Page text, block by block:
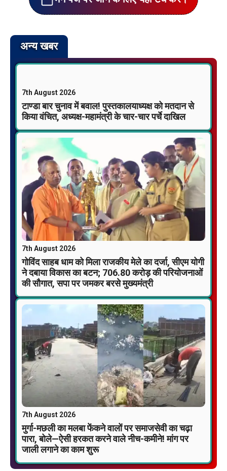
अन्य खबर
7th August 2026
टाण्डा बार चुनाव में बवाल! पुस्तकालयाध्यक्ष को मतदान से
किया वंचित, अध्यक्ष-महामंत्री के चार-चार पर्चे दाखिल
7th August 2026
गोविंद साहब धाम को मिला राजकीय मेले का दर्जा, सीएम योगी
ने दबाया विकास का बटन; 706.80 करोड़ की परियोजनाओं
की सौगात, सपा पर जमकर बरसे मुख्यमंत्री
7th August 2026
मुर्गा-मछली का मलबा फेंकने वालों पर समाजसेवी का चढ़ा
पारा, बोले—ऐसी हरकत करने वाले नीच-कमीने! मांग पर
जाली लगाने का काम शुरू